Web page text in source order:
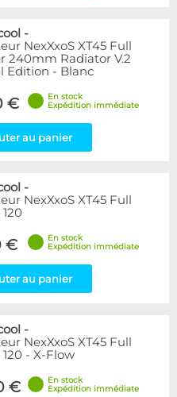
-
NexXxoS XT45 Full
240mm Radiator V.2
Edition - Blanc
€
En stock
Expédition immédiate
au panier
-
NexXxoS XT45 Full
€
En stock
Expédition immédiate
au panier
-
NexXxoS XT45 Full
- X-Flow
€
En stock
Expédition immédiate